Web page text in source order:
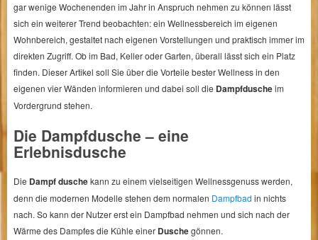
gar wenige Wochenenden im Jahr in Anspruch nehmen zu können lässt
sich ein weiterer Trend beobachten: ein Wellnessbereich im eigenen
Wohnbereich, gestaltet nach eigenen Vorstellungen und praktisch immer im
direkten Zugriff. Ob im Bad, Keller oder Garten, überall lässt sich ein Platz
finden. Dieser Artikel soll Sie über die Vorteile bester Wellness in den
eigenen vier Wänden informieren und dabei soll die Dampfduscheim
Vordergrund stehen.
Die Dampfdusche – eine
Erlebnisdusche
Die Dampf duschekann zu einem vielseitigen Wellnessgenuss werden,
denn die modernen Modelle stehen dem normalen Dampfbad in nichts
nach. So kann der Nutzer erst ein Dampfbad nehmen und sich nach der
Wärme des Dampfes die Kühle einer Duschegönnen.